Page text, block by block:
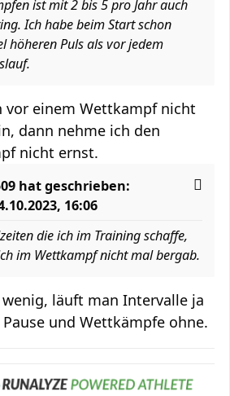
ist mit 2 bis 5 pro Jahr auch
Ich habe beim Start schon
höheren Puls als vor jedem
vor einem Wettkampf nicht
dann nehme ich den
nicht ernst.
hat geschrieben:
16:06
die ich im Training schaffe,
im Wettkampf nicht mal bergab.
läuft man Intervalle ja
und Wettkämpfe ohne.